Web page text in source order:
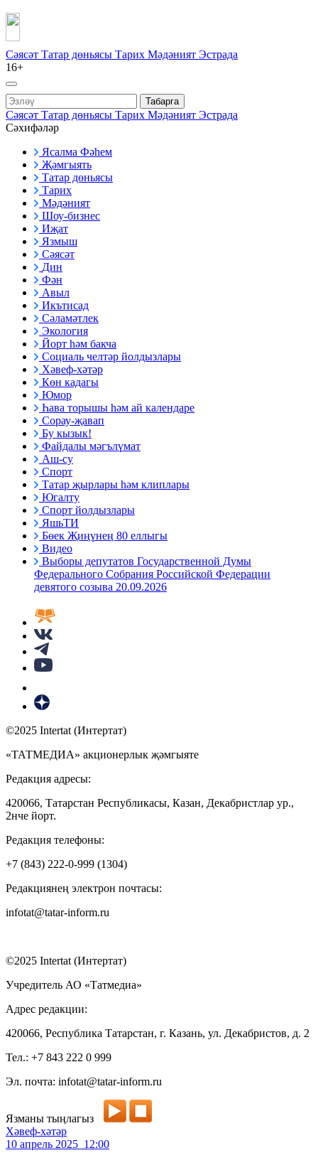
Сәясәт Татар дөньясы Тарих Мәдәният Эстрада
16+
Табарга
Сәясәт Татар дөньясы Тарих Мәдәният Эстрада
Сәхифәләр
Ясалма Фәһем
Җәмгыять
Татар дөньясы
Тарих
Мәдәният
Шоу-бизнес
Иҗат
Язмыш
Сәясәт
Дин
Фән
Авыл
Икътисад
Сәламәтлек
Экология
Йорт һәм бакча
Социаль челтәр йолдызлары
Хәвеф-хәтәр
Көн кадагы
Юмор
Һава торышы һәм ай календаре
Сорау-җавап
Бу кызык!
Файдалы мәгълүмат
Аш-су
Спорт
Татар җырлары һәм клиплары
Югалту
Спорт йолдызлары
ЯшьТИ
Бөек Җиңүнең 80 еллыгы
Видео
Выборы депутатов Государственной Думы
Федерального Собрания Российской Федерации
девятого созыва 20.09.2026
©2025 Intertat (Интертат)
«ТАТМЕДИА» акционерлык җәмгыяте
Редакция адресы:
420066, Татарстан Республикасы, Казан, Декабристлар ур.,
2нче йорт.
Редакция телефоны:
+7 (843) 222-0-999 (1304)
Редакциянең электрон почтасы:
infotat@tatar-inform.ru
©2025 Intertat (Интертат)
Учредитель АО «Татмедиа»
Адрес редакции:
420066, Республика Татарстан, г. Казань, ул. Декабристов, д. 2
Тел.: +7 843 222 0 999
Эл. почта: infotat@tatar-inform.ru
Язманы тыңлагыз
Хәвеф-хәтәр
10 апрель 2025 12:00